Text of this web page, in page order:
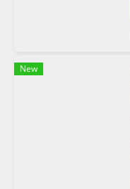
New